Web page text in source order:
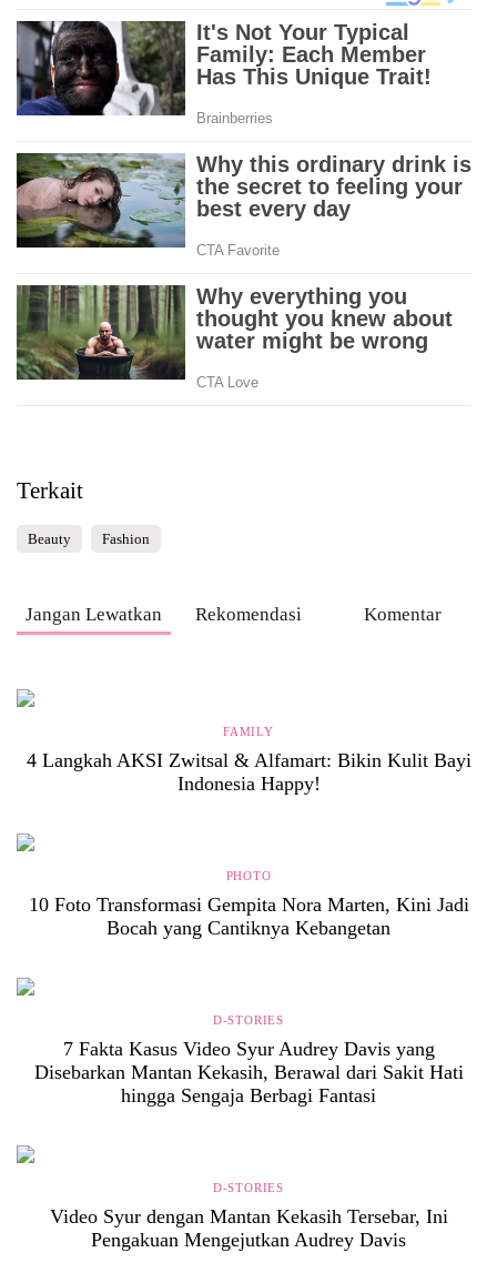
Terkait
Beauty Fashion
Jangan Lewatkan Rekomendasi Komentar
FAMILY
4 Langkah AKSI Zwitsal & Alfamart: Bikin Kulit Bayi
Indonesia Happy!
PHOTO
10 Foto Transformasi Gempita Nora Marten, Kini Jadi
Bocah yang Cantiknya Kebangetan
D-STORIES
7 Fakta Kasus Video Syur Audrey Davis yang
Disebarkan Mantan Kekasih, Berawal dari Sakit Hati
hingga Sengaja Berbagi Fantasi
D-STORIES
Video Syur dengan Mantan Kekasih Tersebar, Ini
Pengakuan Mengejutkan Audrey Davis